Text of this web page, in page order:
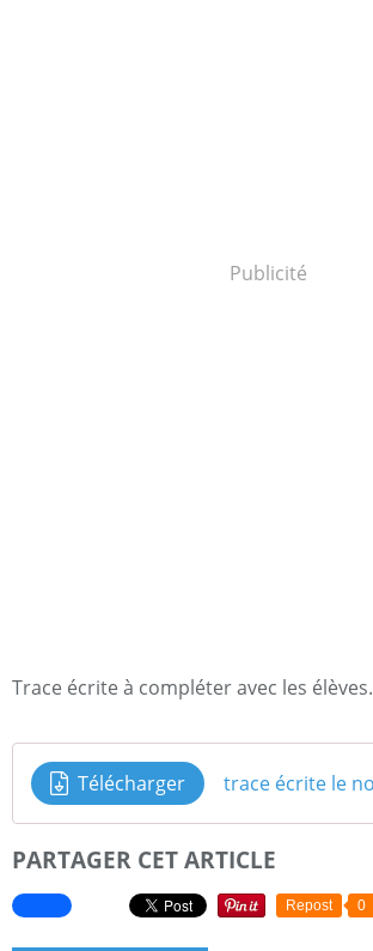
Publicité
Trace écrite à compléter avec les élèves.
Télécharger
PARTAGER CET ARTICLE
Repost 0